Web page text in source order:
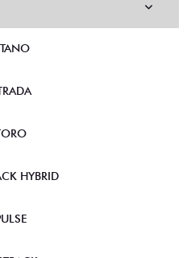
HYBRID